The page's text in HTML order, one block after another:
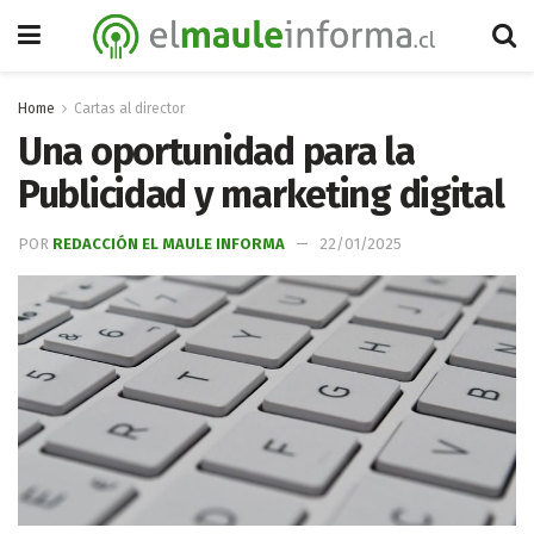
Home Cartas al director
Una oportunidad para la
Publicidad y marketing digital
POR REDACCIÓN EL MAULE INFORMA 22/01/2025